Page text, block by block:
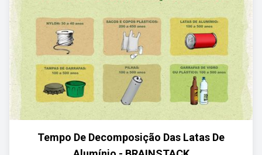
Tempo De Decomposição Das Latas De